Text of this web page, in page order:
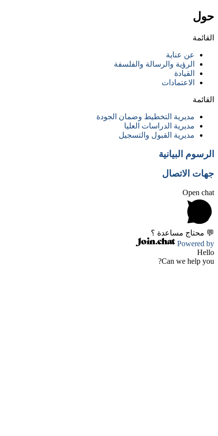
حول
القائمة
عن عناية
الرؤية والرسالة والفلسفة
القيادة
الاعتمادات
القائمة
مديرية التخطيط وضمان الجودة
مديرية الدراسات العليا
مديرية القبول والتسجيل
الرسوم البيانية
جهات الاتصال
Open chat
💬 محتاج مساعدة ؟
Powered by
Hello
Can we help you?